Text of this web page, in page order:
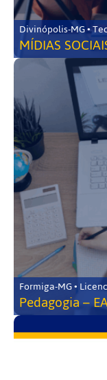
MÍDIAS
Formiga-MG •
Pedagogia –